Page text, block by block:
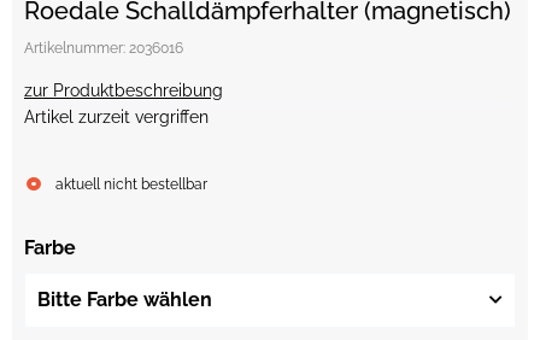
Roedale Schalldämpferhalter (magnetisch)
Artikelnummer: 2036016
zur Produktbeschreibung
Artikel zurzeit vergriffen
aktuell nicht bestellbar
Farbe
Bitte Farbe wählen